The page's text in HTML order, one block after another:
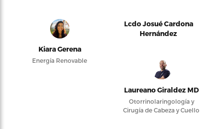
Kiara Gerena
Energía Renovable
Lcdo Josué Cardona
Hernández
Laureano Giraldez MD
Otorrinolaringología y
Cirugía de Cabeza y Cuello